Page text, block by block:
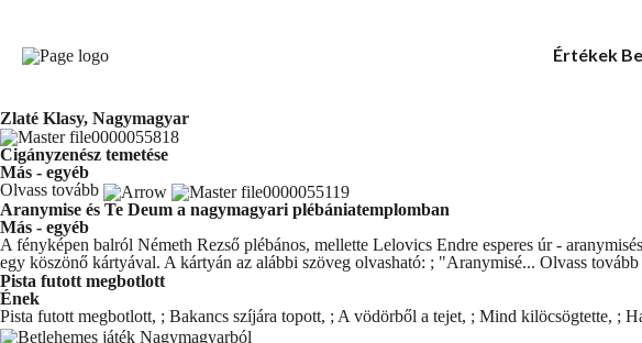
Értékek
Zlaté Klasy, Nagymagyar
Cigányzenész temetése
Más - egyéb
Olvass tovább
Aranymise és Te Deum a nagymagyari plébániatemplomban
Más - egyéb
A fényképen balról Németh Rezső plébános, mellette Lelovics Endre esperes úr -
egy köszönő kártyával. A kártyán az alábbi szöveg olvasható: ; "Aranymisé... Olvass tovább
Pista futott megbotlott
Ének
Pista futott megbotlott, ; Bakancs szíjára topott, ; A vödörből a tejet, ; Mind kilöcsögtette, ;